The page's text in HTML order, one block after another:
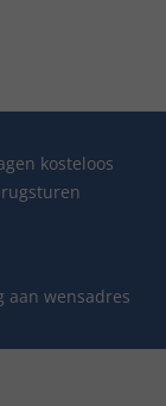
kosteloos
aan wensadres